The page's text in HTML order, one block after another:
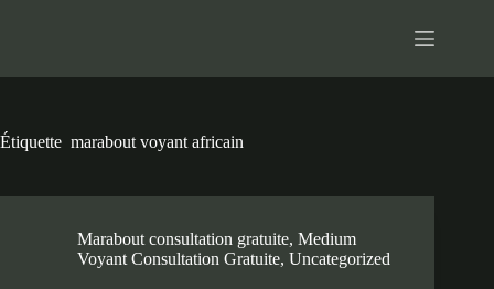
Étiquette marabout voyant africain
Marabout consultation gratuite, Medium
Voyant Consultation Gratuite, Uncategorized